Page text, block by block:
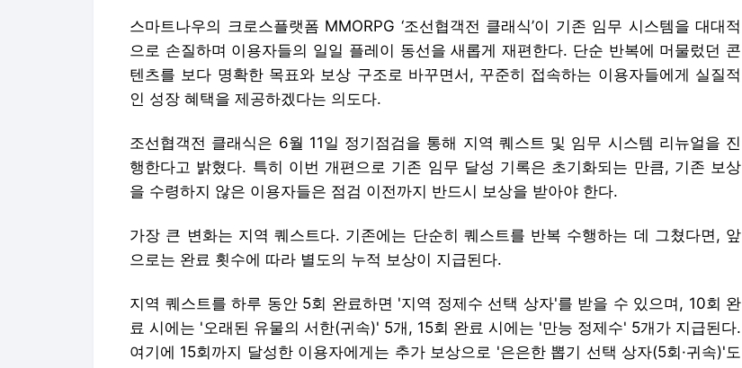
스마트나우의 크로스플랫폼 MMORPG ‘조선협객전 클래식’이 기존 임무 시스템을 대대적
으로 손질하며 이용자들의 일일 플레이 동선을 새롭게 재편한다. 단순 반복에 머물렀던 콘
텐츠를 보다 명확한 목표와 보상 구조로 바꾸면서, 꾸준히 접속하는 이용자들에게 실질적
인 성장 혜택을 제공하겠다는 의도다.
조선협객전 클래식은 6월 11일 정기점검을 통해 지역 퀘스트 및 임무 시스템 리뉴얼을 진
행한다고 밝혔다. 특히 이번 개편으로 기존 임무 달성 기록은 초기화되는 만큼, 기존 보상
을 수령하지 않은 이용자들은 점검 이전까지 반드시 보상을 받아야 한다.
가장 큰 변화는 지역 퀘스트다. 기존에는 단순히 퀘스트를 반복 수행하는 데 그쳤다면, 앞
으로는 완료 횟수에 따라 별도의 누적 보상이 지급된다.
지역 퀘스트를 하루 동안 5회 완료하면 '지역 정제수 선택 상자'를 받을 수 있으며, 10회 완
료 시에는 '오래된 유물의 서한(귀속)' 5개, 15회 완료 시에는 '만능 정제수' 5개가 지급된다.
여기에 15회까지 달성한 이용자에게는 추가 보상으로 '은은한 뽑기 선택 상자(5회·귀속)'도